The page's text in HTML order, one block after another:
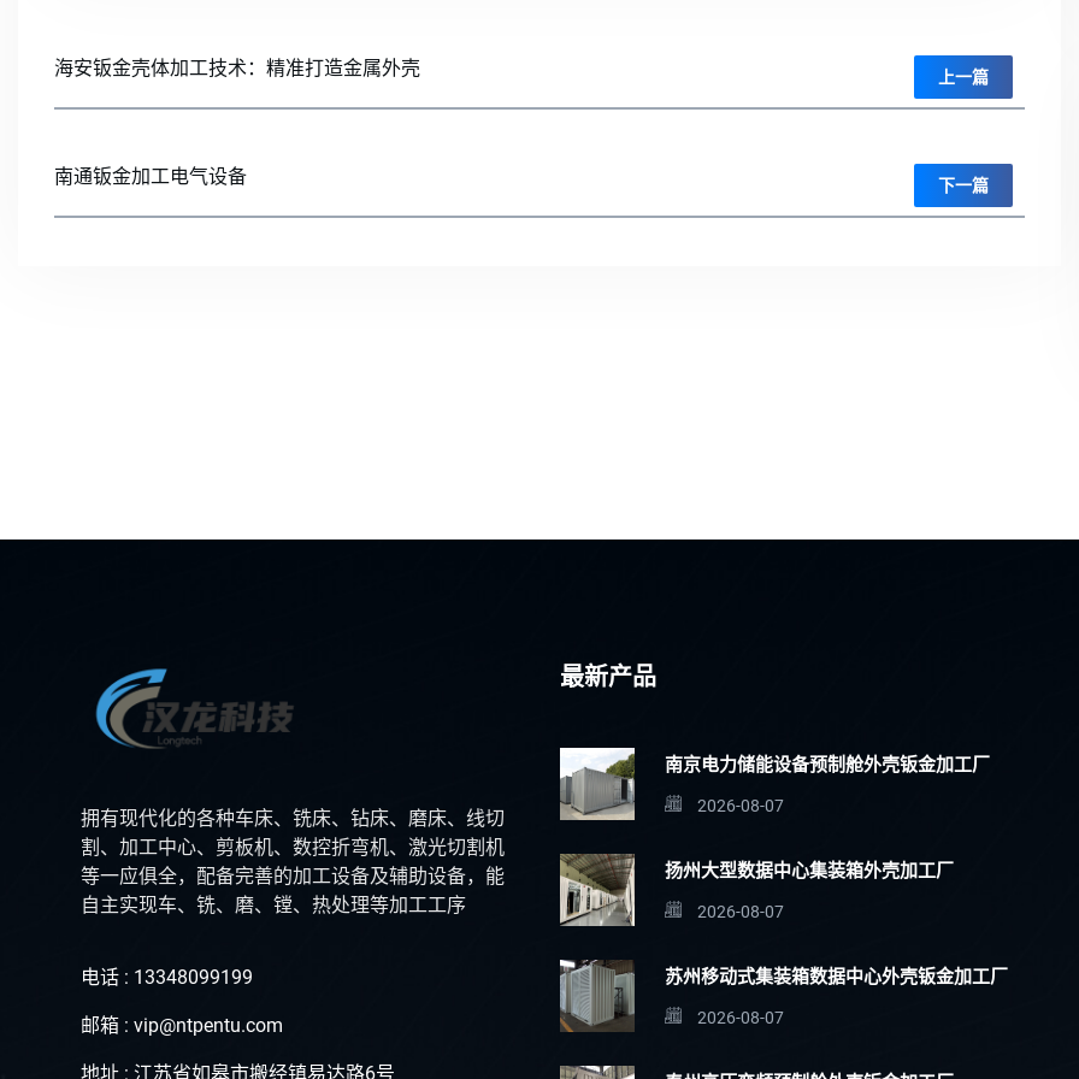
上一篇
海安钣金壳体加工技术：精准打造金属外壳
下一篇
南通钣金加工电气设备
拥有现代化的各种车床、铣床、钻床、磨床、线切
割、加工中心、剪板机、数控折弯机、激光切割机
等一应俱全，配备完善的加工设备及辅助设备，能
自主实现车、铣、磨、镗、热处理等加工工序
电话 : 13348099199
邮箱 : vip@ntpentu.com
地址 : 江苏省如皋市搬经镇易达路6号
最新产品
南京电力储能设备预制舱外壳钣金加工厂
2026-08-07
扬州大型数据中心集装箱外壳加工厂
2026-08-07
苏州移动式集装箱数据中心外壳钣金加工厂
2026-08-07